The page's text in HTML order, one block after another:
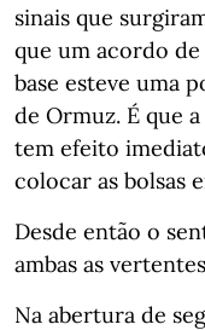
sinais que
que um acordo
base esteve uma
de Ormuz. É que
tem efeito
colocar as bolsas
Desde então o
ambas as
Na abertura de